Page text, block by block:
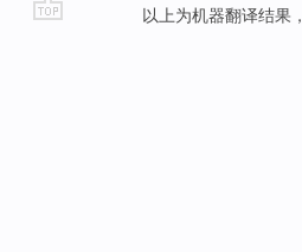
以上为机器翻译结果